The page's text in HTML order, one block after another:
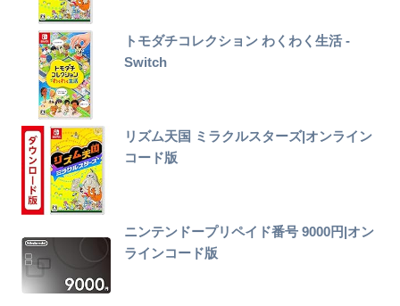
トモダチコレクション わくわく生活 -
Switch
リズム天国 ミラクルスターズ|オンライン
コード版
ニンテンドープリペイド番号 9000円|オン
ラインコード版